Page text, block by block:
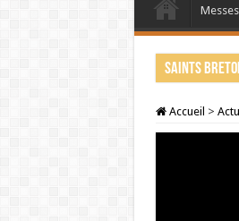
Saints
Accueil >